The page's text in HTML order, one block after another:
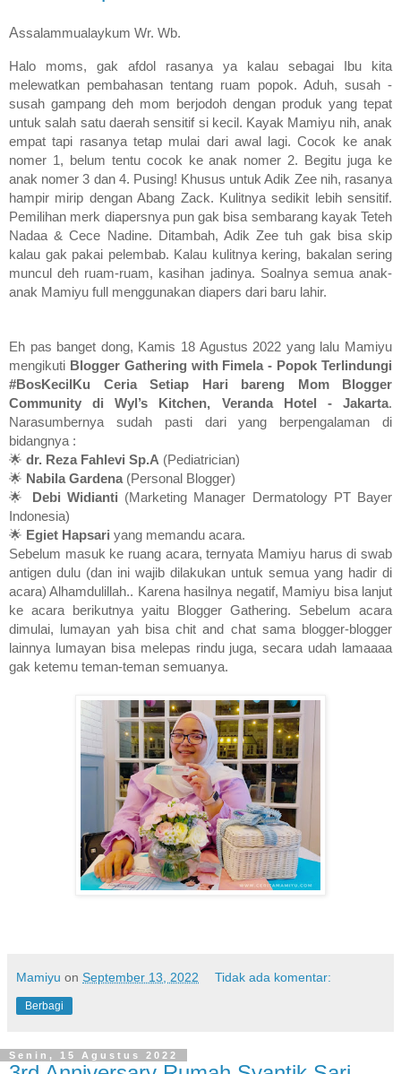
Assalammualaykum Wr. Wb.
Halo moms, gak afdol rasanya ya kalau sebagai Ibu kita
melewatkan pembahasan tentang ruam popok. Aduh, susah -
susah gampang deh mom berjodoh dengan produk yang tepat
untuk salah satu daerah sensitif si kecil. Kayak Mamiyu nih, anak
empat tapi rasanya tetap mulai dari awal lagi. Cocok ke anak
nomer 1, belum tentu cocok ke anak nomer 2. Begitu juga ke
anak nomer 3 dan 4. Pusing! Khusus untuk Adik Zee nih, rasanya
hampir mirip dengan Abang Zack. Kulitnya sedikit lebih sensitif.
Pemilihan merk diapersnya pun gak bisa sembarang kayak Teteh
Nadaa & Cece Nadine. Ditambah, Adik Zee tuh gak bisa skip
kalau gak pakai pelembab. Kalau kulitnya kering, bakalan sering
muncul deh ruam-ruam, kasihan jadinya. Soalnya semua anak-
anak Mamiyu full menggunakan diapers dari baru lahir.
Eh pas banget dong, Kamis 18 Agustus 2022 yang lalu Mamiyu
mengikuti Blogger Gathering with Fimela - Popok Terlindungi
#BosKecilKu Ceria Setiap Hari bareng Mom Blogger
Community di Wyl’s Kitchen, Veranda Hotel - Jakarta.
Narasumbernya sudah pasti dari yang berpengalaman di
bidangnya :
🌟 dr. Reza Fahlevi Sp.A (Pediatrician)
🌟 Nabila Gardena (Personal Blogger)
🌟
Debi Widianti (Marketing Manager Dermatology PT Bayer
Indonesia)
🌟 Egiet Hapsari yang memandu acara.
Sebelum masuk ke ruang acara, ternyata Mamiyu harus di swab
antigen dulu (dan ini wajib dilakukan untuk semua yang hadir di
acara) Alhamdulillah.. Karena hasilnya negatif, Mamiyu bisa lanjut
ke acara berikutnya yaitu Blogger Gathering. Sebelum acara
dimulai, lumayan yah bisa chit and chat sama blogger-blogger
lainnya lumayan bisa melepas rindu juga, secara udah lamaaaa
gak ketemu teman-teman semuanya.
Mamiyu on September 13, 2022 Tidak ada komentar:
Berbagi
Senin, 15 Agustus 2022